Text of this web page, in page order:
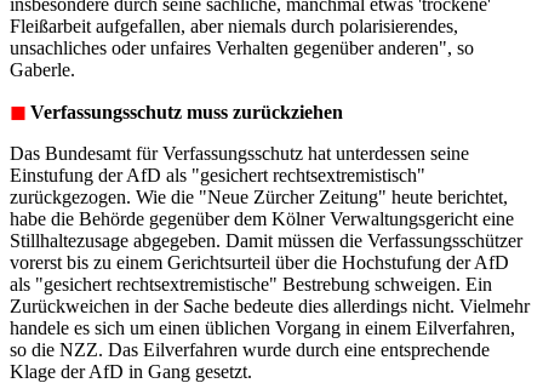
Fleißarbeit aufgefallen, aber niemals durch polarisierendes,
unsachliches oder unfaires Verhalten gegenüber anderen", so
Gaberle.
◼︎ Verfassungsschutz muss zurückziehen
Das Bundesamt für Verfassungsschutz hat unterdessen seine
Einstufung der AfD als "gesichert rechtsextremistisch"
zurückgezogen. Wie die "Neue Zürcher Zeitung" heute berichtet,
habe die Behörde gegenüber dem Kölner Verwaltungsgericht eine
Stillhaltezusage abgegeben. Damit müssen die Verfassungsschützer
vorerst bis zu einem Gerichtsurteil über die Hochstufung der AfD
als "gesichert rechtsextremistische" Bestrebung schweigen. Ein
Zurückweichen in der Sache bedeute dies allerdings nicht. Vielmehr
handele es sich um einen üblichen Vorgang in einem Eilverfahren,
so die NZZ. Das Eilverfahren wurde durch eine entsprechende
Klage der AfD in Gang gesetzt.